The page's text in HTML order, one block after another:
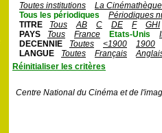
Toutes institutions
La
Tous les périodiques
Périodiques
TITRE
Tous AB C DE F
GHI
PAYS
Tous France Etats-Unis
DECENNIE
Toutes <1900
1900
LANGUE
Toutes Français
Réinitialiser les critères
Centre National du Cinéma et de